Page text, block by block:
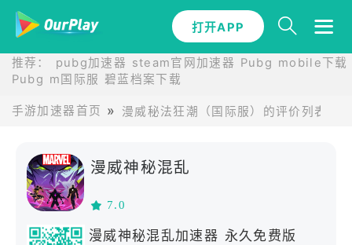
打开APP
推荐： pubg加速器 steam官网加速器 Pubg mobile下载
Pubg m国际服 碧蓝档案下载
手游加速器首页 漫威秘法狂潮（国际服）的评价列表
漫威神秘混乱
7.0
漫威神秘混乱加速器 永久免费版